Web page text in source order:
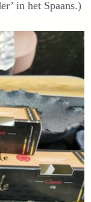
in het Spaans.)